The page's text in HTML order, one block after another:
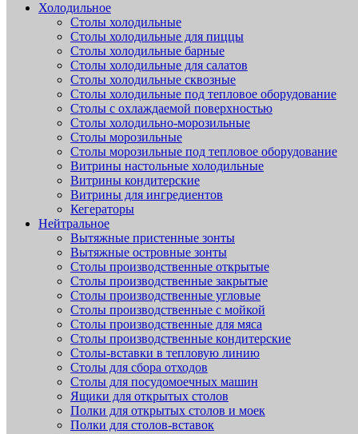
Холодильное
Столы холодильные
Столы холодильные для пиццы
Столы холодильные барные
Столы холодильные для салатов
Столы холодильные сквозные
Столы холодильные под тепловое оборудование
Столы с охлаждаемой поверхностью
Столы холодильно-морозильные
Столы морозильные
Столы морозильные под тепловое оборудование
Витрины настольные холодильные
Витрины кондитерские
Витрины для ингредиентов
Кегераторы
Нейтральное
Вытяжные пристенные зонты
Вытяжные островные зонты
Столы производственные открытые
Столы производственные закрытые
Столы производственные угловые
Столы производственные с мойкой
Столы производственные для мяса
Столы производственные кондитерские
Столы-вставки в тепловую линию
Столы для сбора отходов
Столы для посудомоечных машин
Ящики для открытых столов
Полки для открытых столов и моек
Полки для столов-вставок